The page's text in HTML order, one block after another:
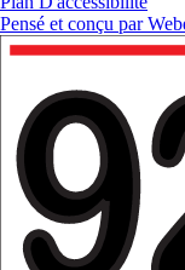
Pensé et conçu par